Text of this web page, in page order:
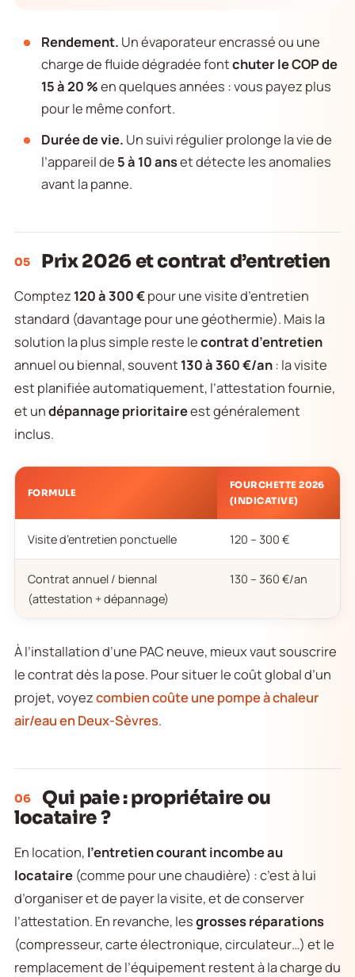
Rendement. Un évaporateur encrassé ou une
charge de fluide dégradée fontchuter le COP de
15 à 20 %en quelques années : vous payez plus
pour le même confort.
Durée de vie. Un suivi régulier prolonge la vie de
l’appareil de 5 à 10 anset détecte les anomalies
avant la panne.
05 Prix 2026 et contrat d’entretien
Comptez 120 à 300 €pour une visite d’entretien
standard (davantage pour une géothermie). Mais la
solution la plus simple reste lecontrat d’entretien
annuel ou biennal, souvent 130 à 360 €/an: la visite
est planifiée automatiquement, l’attestation fournie,
et undépannage prioritaireest généralement
inclus.
FORMULE
FOURCHETTE 2026
(INDICATIVE)
Visite d’entretien ponctuelle 120 – 300 €
Contrat annuel / biennal
(attestation + dépannage)
130 – 360 €/an
À l’installation d’une PAC neuve, mieux vaut souscrire
le contrat dès la pose. Pour situer le coût global d’un
projet, voyezcombien coûte une pompe à chaleur
air/eau en Deux-Sèvres.
06
Qui paie : propriétaire ou
locataire ?
En location, l’entretien courant incombe au
locataire (comme pour une chaudière) : c’est à lui
d’organiser et de payer la visite, et de conserver
l’attestation. En revanche, lesgrosses réparations
(compresseur, carte électronique, circulateur…) et le
remplacement de l’équipement restent à la charge du